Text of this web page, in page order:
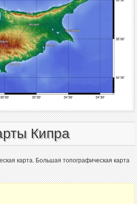
Кипра
карта. Большая топографическая карта